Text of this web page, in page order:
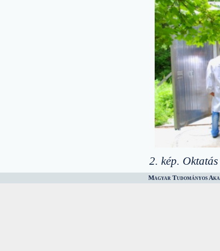
2. kép.
Magyar Tudományos